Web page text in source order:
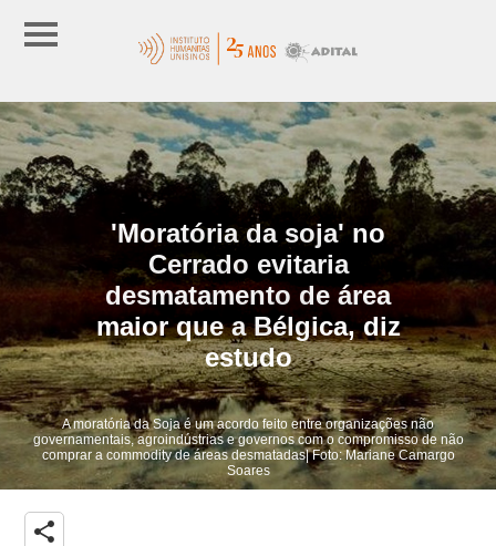
'Moratória da soja' no
Cerrado evitaria
desmatamento de área
maior que a Bélgica, diz
estudo
A moratória da Soja é um acordo feito entre organizações não
governamentais, agroindústrias e governos com o compromisso de não
comprar a commodity de áreas desmatadas| Foto: Mariane Camargo
Soares
share